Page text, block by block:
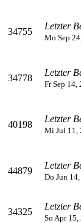
34755
Letzter
Mo Sep
34778
Letzter
Fr Sep 14,
40198
Letzter
Mi Jul 11,
44879
Letzter
Do Jun
34325
Letzter
So Apr